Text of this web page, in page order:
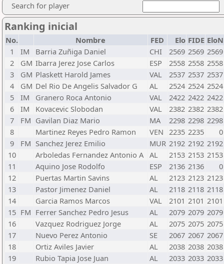
Search for player
Ranking inicial
No. Nombre FED Elo FIDE EloN
1
IM Barria Zuñiga Daniel CHI 2569 2569 2569
2
GM Ibarra Jerez Jose Carlos ESP 2558 2558 2558
3
GM Plaskett Harold James VAL 2537 2537 2537
4
GM Del Rio De Angelis Salvador G AL 2524 2524 2524
5
IM Granero Roca Antonio VAL 2422 2422 2422
6
IM Kovacevic Slobodan VAL 2382 2382 2382
7
FM Gavilan Diaz Mario MA 2298 2298 2298
8
Martinez Reyes Pedro Ramon VEN 2235 2235
0
9
FM Sanchez Jerez Emilio MUR 2192 2192 2192
10
Arboledas Fernandez Antonio A AL 2153 2153 2153
11
Aquino Jose Rodolfo ESP 2136 2136
0
12
Puertas Martin Savins AL 2123 2123 2123
13
Pastor Jimenez Daniel AL 2118 2118 2118
14
Garcia Ramos Marcos VAL 2101 2101 2101
15 FM Ferrer Sanchez Pedro Jesus AL 2079 2079 2079
16
Vazquez Rodriguez Jorge AL 2075 2075 2075
17
Nuevo Perez Antonio SE 2067 2067 2067
18
Ortiz Aviles Javier AL 2038 2038 2038
19
Rubio Tapia Jose Juan AL 2033 2033 2033